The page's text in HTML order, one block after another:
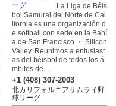
La Liga de Béis
bol Samurai del Norte de Cal
ifornia es una organización d
e softball con sede en la Bahí
a de San Francisco ・ Silicon
Valley. Reunimos a entusiast
as del béisbol de todos los á
mbitos de ...
+1 (408) 307-2003
北カリフォルニアサムライ野
球リーグ